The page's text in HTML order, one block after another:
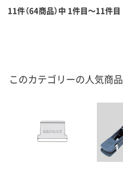
11件（64商品）中 1件目～11件目
このカテゴリーの人気商品